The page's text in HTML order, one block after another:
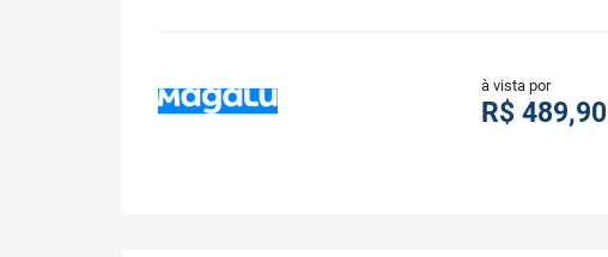
à vista por
R$ 489,90